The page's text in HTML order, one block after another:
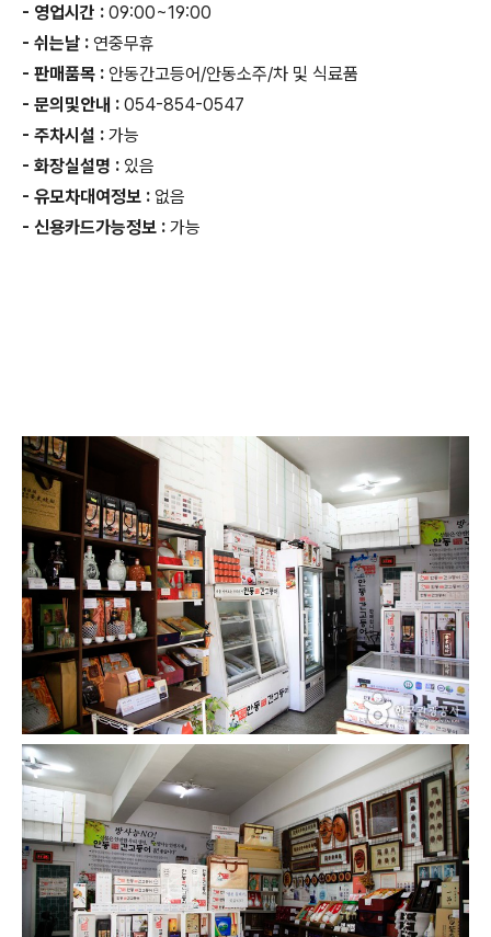
- 영업시간 : 09:00~19:00
- 쉬는날 : 연중무휴
- 판매품목 : 안동간고등어/안동소주/차 및 식료품
- 문의및안내 : 054-854-0547
- 주차시설 : 가능
- 화장실설명 : 있음
- 유모차대여정보 : 없음
- 신용카드가능정보 : 가능